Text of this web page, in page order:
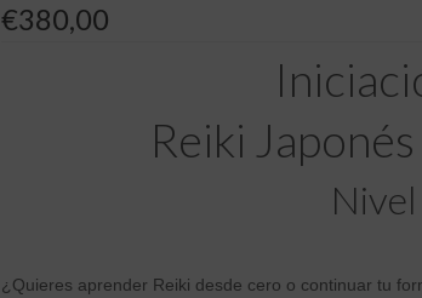
€380,00
Reiki
¿Quieres aprender Reiki desde cero o continuar tu